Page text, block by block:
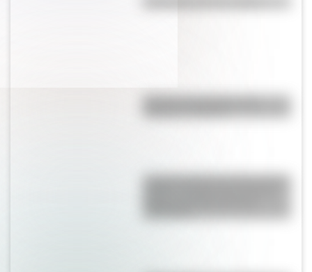
Bandera de Ecuador para
colorear e imprimir
La gran hazaña del Cruce de los